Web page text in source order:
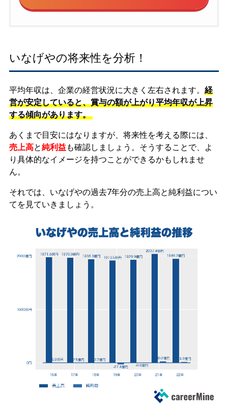
いなげやの将来性を分析！
平均年収は、企業の経営状況に大きく左右されます。 経
営が安定していると、賞与の額が上がり平均年収が上昇
する傾向があります。
あくまで目安にはなりますが、将来性を考える際には、
売上高と純利益も確認しましょう。そうすることで、よ
り具体的なイメージを持つことができるかもしれませ
ん。
それでは、いなげやの過去7年分の売上高と純利益につい
てを見ていきましょう。